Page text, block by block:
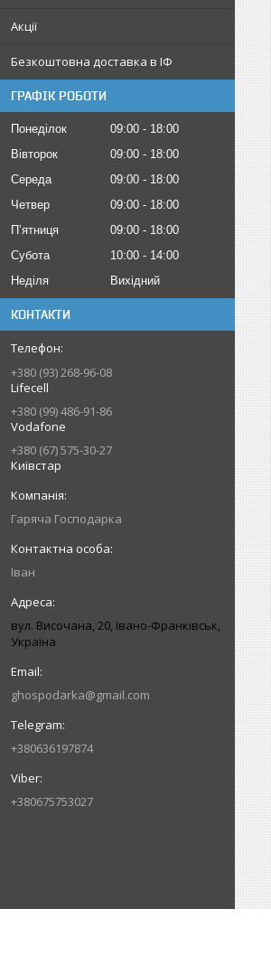
Акції
Безкоштовна доставка в ІФ
ГРАФІК РОБОТИ
Понеділок 09:00
18:00
Вівторок
09:00
18:00
Середа
09:00
18:00
Четвер
09:00
18:00
Пʼятниця
09:00
18:00
Субота
10:00
14:00
Неділя
Вихідний
КОНТАКТИ
+380 (93) 268-96-08
Lifecell
+380 (99) 486-91-86
Vodafone
+380 (67) 575-30-27
Київстар
Гаряча Господарка
Іван
вул. Височана, 20, Івано-Франківськ,
Україна
ghospodarka@gmail.com
+380636197874
+380675753027